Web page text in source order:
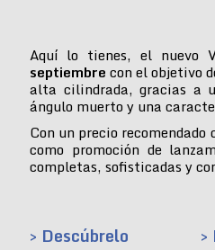
Aquí lo tienes, el nuevo
septiembre con el objetivo
alta cilindrada, gracias a
ángulo muerto y una
Con un precio recomendado
como promoción de
completas, sofisticadas y
> Descúbrelo